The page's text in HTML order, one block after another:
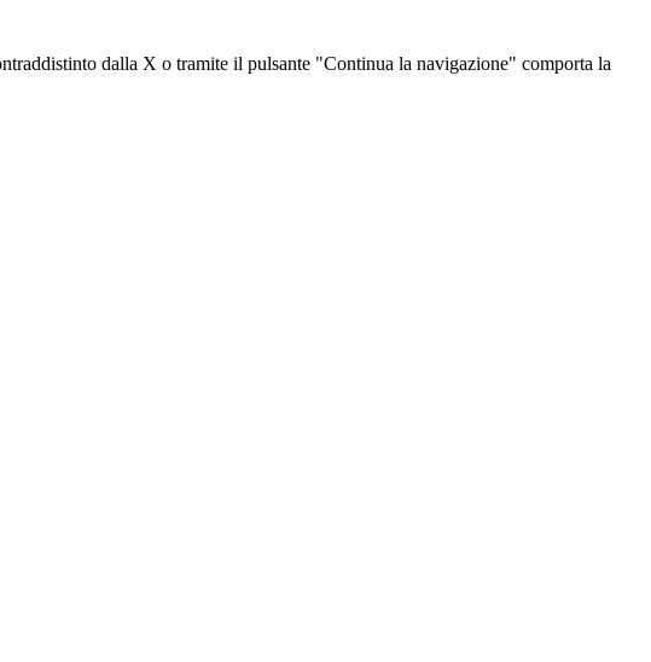
dalla X o tramite il pulsante "Continua la navigazione" comporta la